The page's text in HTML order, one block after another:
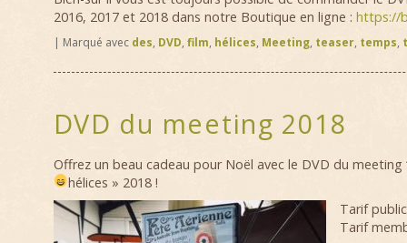
2016, 2017 et 2018 dans notre Boutique en ligne : https://
| Marqué avec des, DVD, film, hélices, Meeting, teaser, temps,
DVD du meeting 2018
Offrez un beau cadeau pour Noël avec le DVD du meeting
hélices » 2018 !
Tarif
Tarif